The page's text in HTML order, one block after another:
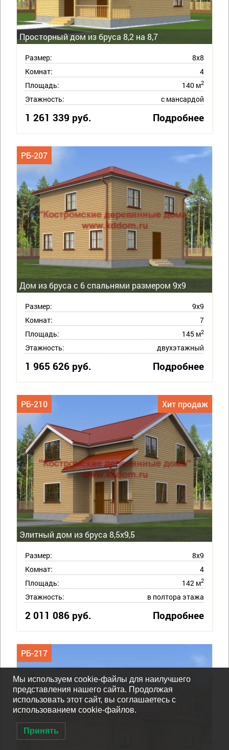
Просторный дом из бруса 8,2 на 8,7
Размер:
8х8
Комнат:
4
Площадь:
140 м2
Этажность: с мансардой
1 261 339 руб. Подробнее
Дом из бруса с 6 спальнями размером 9х9
РБ-207
Размер:
9х9
Комнат:
7
Площадь:
145 м2
Этажность: двухэтажный
1 965 626 руб. Подробнее
Элитный дом из бруса 8,5х9,5
РБ-210 Хит продаж
Размер:
8х9
Комнат:
4
Площадь:
142 м2
Этажность: в полтора этажа
2 011 086 руб. Подробнее
РБ-217
Мы используем cookie-файлы для наилучшего
представления нашего сайта. Продолжая
использовать этот сайт, вы соглашаетесь с
использованием cookie-файлов.
Принять